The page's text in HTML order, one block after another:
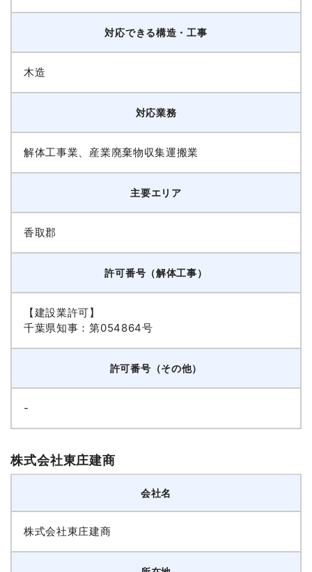
対応できる構造・工事
木造
対応業務
解体工事業、産業廃棄物収集運搬業
主要エリア
香取郡
許可番号（解体工事）
【建設業許可】
千葉県知事：第054864号
許可番号（その他）
-
株式会社東庄建商
会社名
株式会社東庄建商